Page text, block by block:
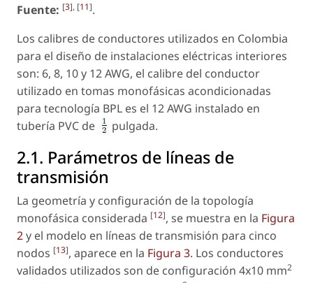
Fuente: [3], [11].
Los calibres de conductores utilizados en Colombia
para el diseño de instalaciones eléctricas interiores
son: 6, 8, 10 y 12 AWG, el calibre del conductor
utilizado en tomas monofásicas acondicionadas
para tecnología BPL es el 12 AWG instalado en
tubería PVC de
pulgada.
2.1. Parámetros de líneas de
transmisión
La geometría y configuración de la topología
monofásica considerada [12], se muestra en la Figura
2y el modelo en líneas de transmisión para cinco
nodos [13], aparece en la Figura 3. Los conductores
validados utilizados son de configuración 4x10 mm2